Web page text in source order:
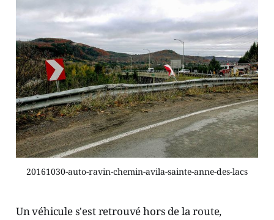
20161030-auto-ravin-chemin-avila-sainte-anne-des-lacs
Un véhicule s'est retrouvé hors de la route,